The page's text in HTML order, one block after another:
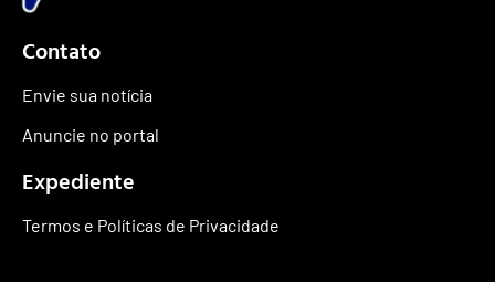
Contato
Envie sua notícia
Anuncie no portal
Expediente
Termos e Políticas de Privacidade